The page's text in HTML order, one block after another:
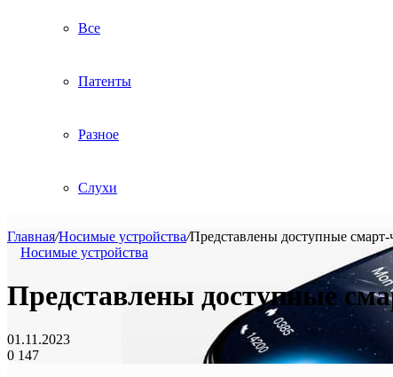
Все
Патенты
Разное
Слухи
Главная/Носимые устройства/Представлены доступные
Носимые устройства
Представлены доступные
01.11.2023
0 147